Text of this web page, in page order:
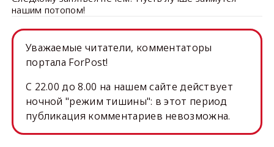
нашим потопом!
Уважаемые читатели, комментаторы
портала ForPost!
C 22.00 до 8.00 на нашем сайте действует
ночной "режим тишины": в этот период
публикация комментариев невозможна.